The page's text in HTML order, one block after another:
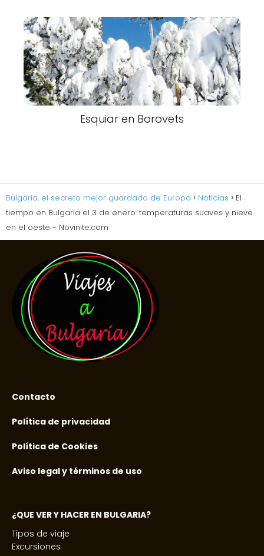
Esquiar en Borovets
Bulgaria, el secreto mejor guardado de Europa Noticias
El
tiempo en Bulgaria el 3 de enero: temperaturas suaves y nieve
en el oeste - Novinite.com
Contacto
Política de privacidad
Política de Cookies
Aviso legal y términos de uso
¿QUE VER Y HACER EN BULGARIA?
Tipos de viaje
Excursiones